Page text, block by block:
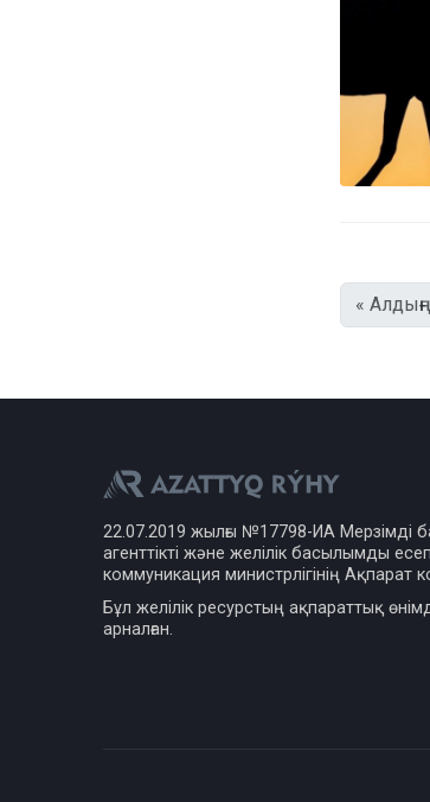
«
22.07.2019 жылғы №17798-ИА Мерзімді
агенттікті және желілік басылымды
коммуникация министрлігінің Ақпарат
Бұл желілік ресурстың ақпараттық
арналған.